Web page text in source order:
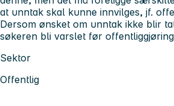
at unntak skal kunne innvilges, jf.
Dersom ønsket om unntak ikke blir
søkeren bli varslet før
Sektor
Offentlig